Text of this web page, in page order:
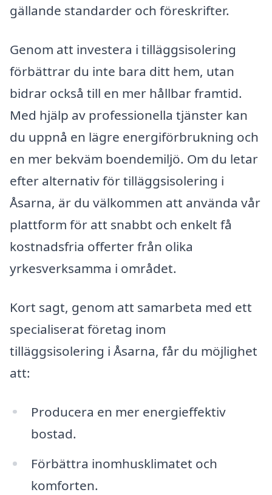
gällande standarder och föreskrifter.
Genom att investera i tilläggsisolering
förbättrar du inte bara ditt hem, utan
bidrar också till en mer hållbar framtid.
Med hjälp av professionella tjänster kan
du uppnå en lägre energiförbrukning och
en mer bekväm boendemiljö. Om du letar
efter alternativ för tilläggsisolering i
Åsarna, är du välkommen att använda vår
plattform för att snabbt och enkelt få
kostnadsfria offerter från olika
yrkesverksamma i området.
Kort sagt, genom att samarbeta med ett
specialiserat företag inom
tilläggsisolering i Åsarna, får du möjlighet
att:
Producera en mer energieffektiv
bostad.
Förbättra inomhusklimatet och
komforten.